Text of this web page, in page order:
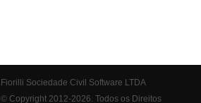
Fiorilli Sociedade Civil Software LTDA
© Copyright 2012-2026. Todos os Direitos